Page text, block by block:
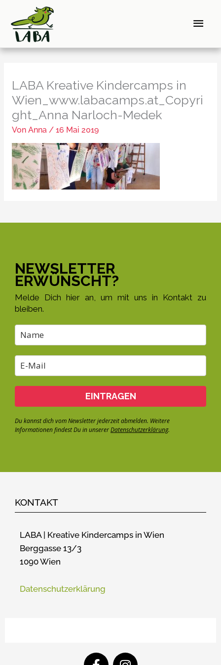
Inhalt
springen
LABA Kreative Kindercamps in
Wien_www.labacamps.at_Copyri
ght_Anna Narloch-Medek
Von Anna / 16 Mai 2019
NEWSLETTER
ERWÜNSCHT?
Melde Dich hier an, um mit uns in Kontakt zu
bleiben.
EINTRAGEN
Du kannst dich vom Newsletter jederzeit abmelden. Weitere
Informationen findest Du in unsererDatenschutzerklärung.
KONTAKT
LABA | Kreative Kindercamps in Wien
Berggasse 13/3
1090 Wien
Datenschutzerklärung
F
I